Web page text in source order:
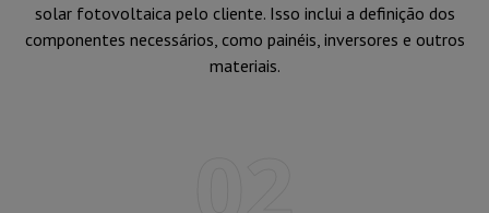
solar fotovoltaica pelo cliente. Isso inclui a definição dos
componentes necessários, como painéis, inversores e outros
materiais.